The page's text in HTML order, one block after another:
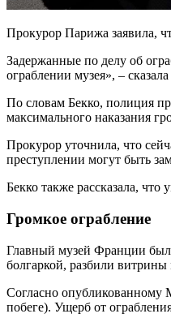
Прокурор Парижа заявила,
Задержанные по делу об
ограблении музея», –
По словам Бекко, полиция
максимального наказания
Прокурор уточнила, что
преступлении могут быть
Бекко также рассказала,
Громкое ограбление
Главный музей Франции был
болгаркой, разбили
Согласно опубликованному
побеге). Ущерб от